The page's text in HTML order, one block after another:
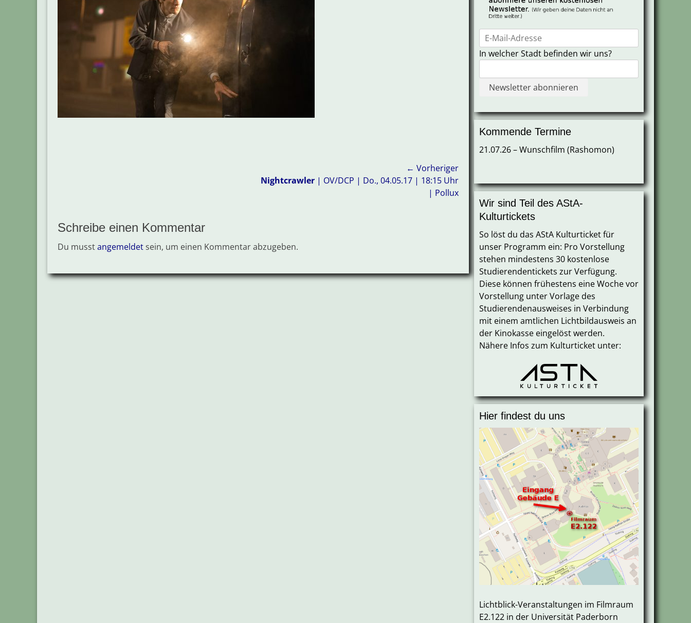
← Vorheriger
Vorheriger
Nightcrawler | OV/DCP | Do., 04.05.17 | 18:15 Uhr
| Pollux
Schreibe einen Kommentar
Du musstangemeldet sein, um einen Kommentar abzugeben.
In welcher Stadt befinden wir uns?
Kommende Termine
21.07.26 – Wunschfilm (Rashomon)
Wir sind Teil des AStA-
Kulturtickets
So löst du das AStA Kulturticket für
unser Programm ein: Pro Vorstellung
stehen mindestens 30 kostenlose
Studierendentickets zur Verfügung.
Diese können frühestens eine Woche vor
Vorstellung unter Vorlage des
Studierendenausweises in Verbindung
mit einem amtlichen Lichtbildausweis an
der Kinokasse eingelöst werden.
Nähere Infos zum Kulturticket unter:
Hier findest du uns
Lichtblick-Veranstaltungen im Filmraum
E2.122 in der Universität Paderborn